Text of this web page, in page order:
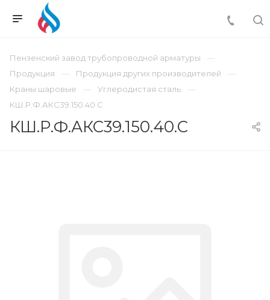
Пензенский завод трубопроводной арматуры
Продукция
Продукция других производителей
Краны шаровые
Углеродистая сталь
КШ.Р.Ф.АКС39.150.40.С
КШ.Р.Ф.АКС39.150.40.С